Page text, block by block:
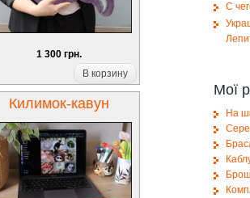
1 300 грн.
В корзину
Килимок-кавун
С
Мої
На